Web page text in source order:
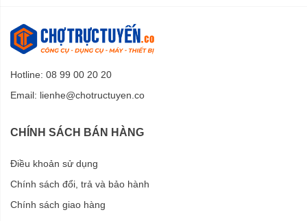
An toàn khi sử dụng
Công tắc của máy rửa xe gia đình
thiết kế bên hông, dễ bấm, dễ thao tác. Bên ngoài công tắc
Hotline: 08 99 00 20 20
Email: lienhe@chotructuyen.co
CHÍNH SÁCH BÁN HÀNG
Điều khoản sử dụng
Chính sách đổi, trả và bảo hành
Chính sách giao hàng